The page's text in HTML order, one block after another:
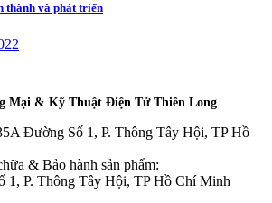
thành và phát triển
Mại & Kỹ Thuật Điện Tử Thiên Long
Đường Số 1, P. Thông Tây Hội, TP Hồ
& Bảo hành sản phẩm:
1, P. Thông Tây Hội, TP Hồ Chí Minh